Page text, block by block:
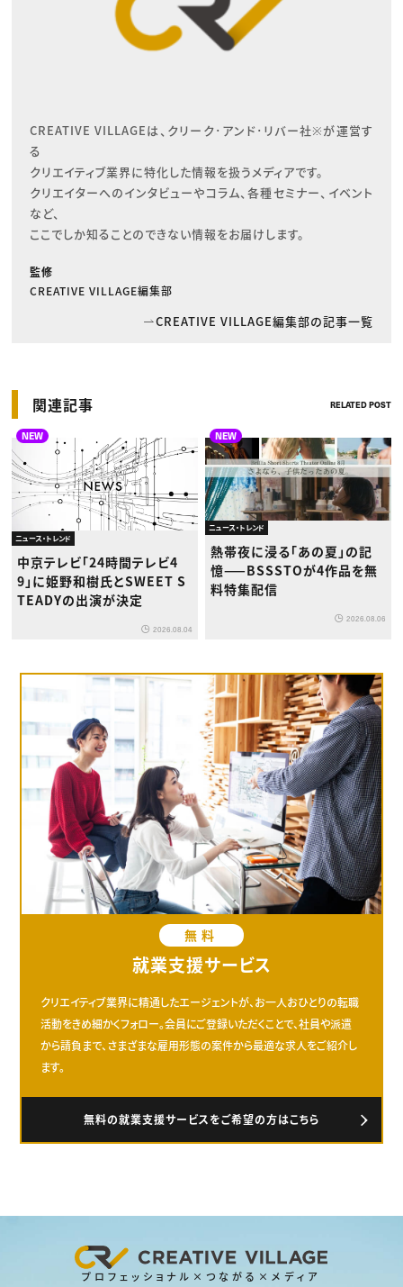
CREATIVE VILLAGEは、クリーク･アンド･リバー社※が運営す
る
クリエイティブ業界に特化した情報を扱うメディアです。
クリエイターへのインタビューやコラム、各種セミナー、イベント
など、
ここでしか知ることのできない情報をお届けします。
監修
CREATIVE VILLAGE編集部
CREATIVE VILLAGE編集部の記事一覧
関連記事 RELATED POST
NEW
ニュース・トレンド
中京テレビ「24時間テレビ4
9」に姫野和樹氏とSWEET S
TEADYの出演が決定
2026.08.04
NEW
ニュース・トレンド
熱帯夜に浸る「あの夏」の記
憶——BSSSTOが4作品を無
料特集配信
2026.08.06
無料
就業支援サービス
クリエイティブ業界に精通したエージェントが、お一人おひとりの転職
活動をきめ細かくフォロー。会員にご登録いただくことで、社員や派遣
から請負まで、さまざまな雇用形態の案件から最適な求人をご紹介し
ます。
無料の就業支援サービスをご希望の方はこちら
プロフェッショナル×つながる×メディア